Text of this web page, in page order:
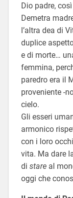
Dio padre,
Demetra
l’altra dea di
duplice
e di morte…
femmina,
paredro era il
proveniente -
cielo.
Gli esseri
armonico
con i loro
vita. Ma dare
di stareal
oggi che